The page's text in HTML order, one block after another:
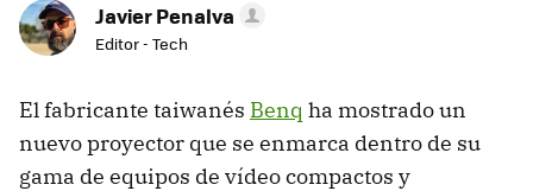
Javier Penalva
Editor - Tech
El fabricante taiwanés Benq ha mostrado un
nuevo proyector que se enmarca dentro de su
gama de equipos de vídeo compactos y